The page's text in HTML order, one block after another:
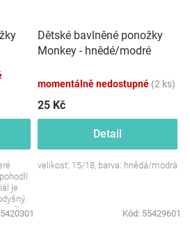
je
Dětské bavlněné ponožky
Monkey - hnědé/modré
momentálně nedostupné (2 ks)
25 Kč
Detail
velikost: 15/18, barva: hnědá/modrá
Kód: 55429601